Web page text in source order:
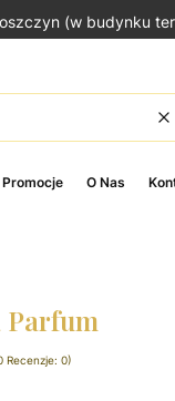
(w budynku
Promocje O Nas
Parfum
Recenzje: 0)